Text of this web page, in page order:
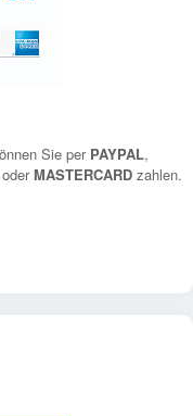
Sie per PAYPAL,
oderMASTERCARD zahlen.